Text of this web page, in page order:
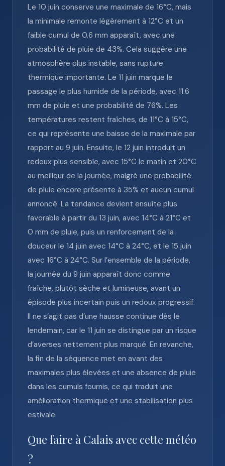
Le 10 juin conserve une maximale de 16°C, mais
la minimale remonte légèrement à 12°C et un
faible cumul de 0.6 mm apparaît, avec une
probabilité de pluie de 43%. Cela suggère une
atmosphère plus instable, sans rupture
thermique importante. Le 11 juin marque le
passage le plus humide de la période, avec 11.6
mm de pluie et une probabilité de 76%. Les
températures restent fraîches, de 11°C à 15°C,
ce qui représente une baisse de la maximale par
rapport au 9 juin. Ensuite, le 12 juin introduit un
redoux plus sensible, avec 15°C le matin et 20°C
au meilleur de la journée, malgré une probabilité
de pluie encore présente à 35% et aucun cumul
annoncé. La tendance devient ensuite plus
favorable à partir du 13 juin, avec 14°C à 21°C et
0 mm de pluie, puis un renforcement de la
douceur le 14 juin avec 14°C à 24°C, et le 15 juin
avec 16°C à 24°C. Sur l’ensemble de la période,
la journée du 9 juin apparaît donc comme
fraîche, plutôt sèche et lumineuse, avant un
épisode plus incertain puis un redoux progressif.
Il ne s’agit pas d’une hausse continue dès le
lendemain, car le 11 juin se distingue par un risque
d’averses nettement plus marqué. En revanche,
la fin de la séquence met en avant des
maximales plus élevées et une absence de pluie
dans les cumuls fournis, ce qui traduit une
amélioration thermique et une stabilisation plus
estivale.
Que faire à Calais avec cette météo
?